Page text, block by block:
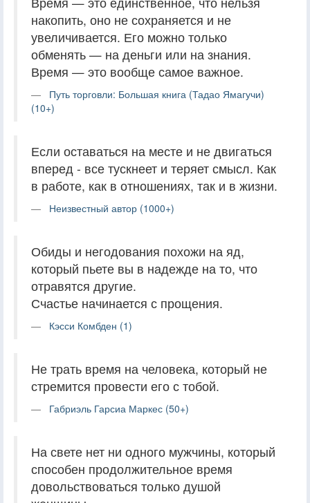
накопить, оно не сохраняется и не
увеличивается. Его можно только
обменять — на деньги или на знания.
Время — это вообще самое важное.
Путь торговли: Большая книга (Тадао Ямагучи)
(10+)
Если оставаться на месте и не двигаться
вперед - все тускнеет и теряет смысл. Как
в работе, как в отношениях, так и в жизни.
Неизвестный автор (1000+)
Обиды и негодования похожи на яд,
который пьете вы в надежде на то, что
отравятся другие.
Счастье начинается с прощения.
Кэсси Комбден (1)
Не трать время на человека, который не
стремится провести его с тобой.
Габриэль Гарсиа Маркес (50+)
На свете нет ни одного мужчины, который
способен продолжительное время
довольствоваться только душой